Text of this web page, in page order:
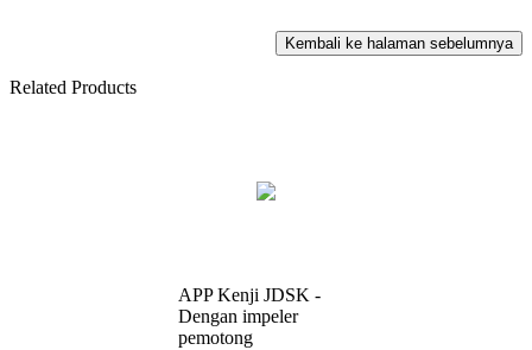
Related Products
APP Kenji JDSK -
Dengan impeler
pemotong